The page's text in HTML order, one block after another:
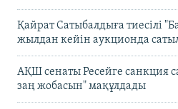
Қайрат Сатыбалдыға тиесілі
жылдан кейін аукционда
АҚШ сенаты Ресейге санкция
заң жобасын" мақұлдады